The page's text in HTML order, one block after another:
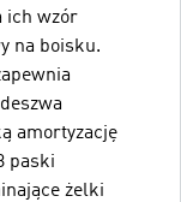
ich wzór
na boisku.
amortyzację
paski
żelki